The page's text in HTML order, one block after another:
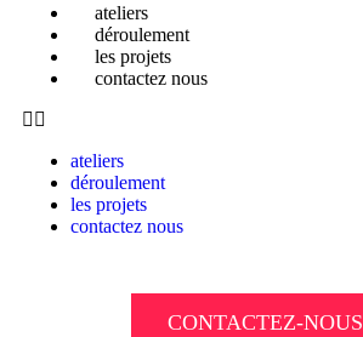
ateliers
déroulement
les projets
contactez nous
ateliers
déroulement
les projets
contactez nous
CONTACTEZ-NOUS